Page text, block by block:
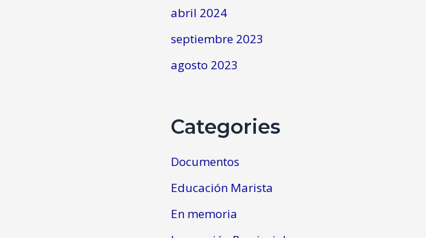
abril 2024
septiembre 2023
agosto 2023
Categories
Documentos
Educación Marista
En memoria